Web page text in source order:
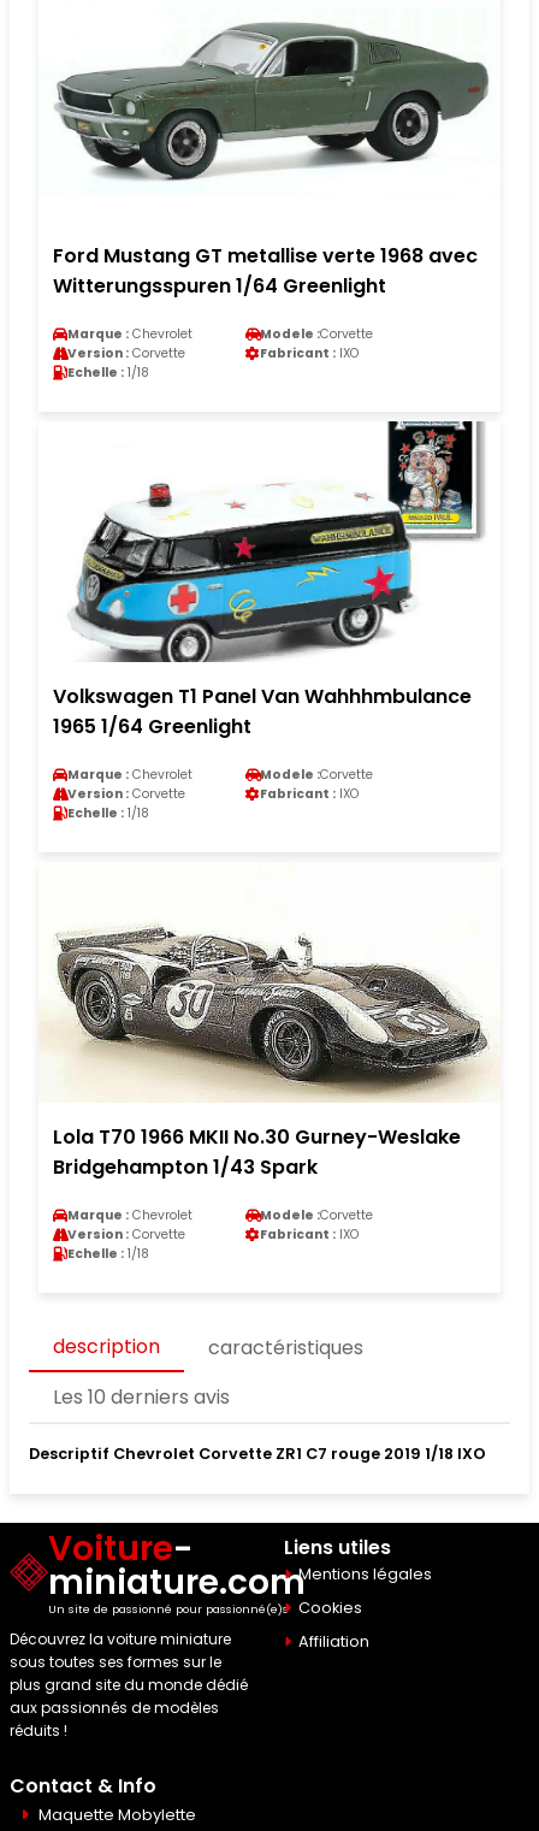
Ford Mustang GT metallise verte 1968 avec
Witterungsspuren 1/64 Greenlight
Marque : Chevrolet Modele :Corvette
Version : Corvette Fabricant : IXO
Echelle : 1/18
Volkswagen T1 Panel Van Wahhhmbulance
1965 1/64 Greenlight
Marque : Chevrolet Modele :Corvette
Version : Corvette Fabricant : IXO
Echelle : 1/18
Lola T70 1966 MKII No.30 Gurney-Weslake
Bridgehampton 1/43 Spark
Marque : Chevrolet Modele :Corvette
Version : Corvette Fabricant : IXO
Echelle : 1/18
description
caractéristiques
Les 10 derniers avis
Descriptif Chevrolet Corvette ZR1 C7 rouge 2019 1/18 IXO
Voiture-
miniature.com
Un site de passionné pour passionné(e)s
Découvrez la voiture miniature
sous toutes ses formes sur le
plus grand site du monde dédié
aux passionnés de modèles
réduits !
Liens utiles
Mentions légales
Cookies
Affiliation
Contact & Info
Maquette Mobylette